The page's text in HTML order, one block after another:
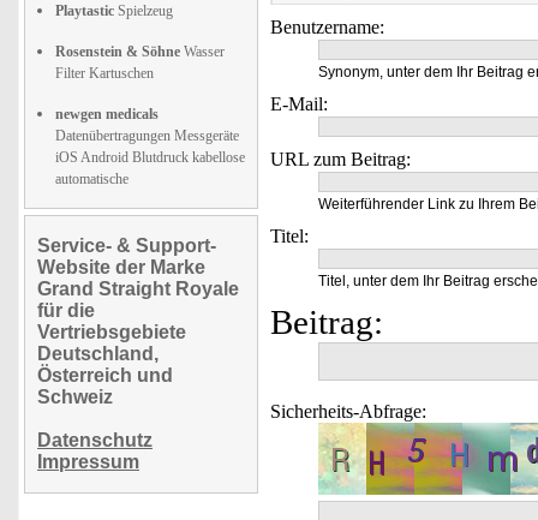
Playtastic Spielzeug
Rosenstein & Söhne Wasser
Filter Kartuschen
newgen medicals
Datenübertragungen Messgeräte
iOS Android Blutdruck kabellose
automatische
Service- & Support-
Website der Marke
Grand Straight Royale
für die
Vertriebsgebiete
Deutschland,
Österreich und
Schweiz
Datenschutz
Impressum
Benutzername:
Synonym, unter dem Ihr Beitrag
E-Mail:
URL zum Beitrag:
Weiterführender Link zu Ihrem
Titel:
Titel, unter dem Ihr Beitrag
Beitrag:
Sicherheits-Abfrage: